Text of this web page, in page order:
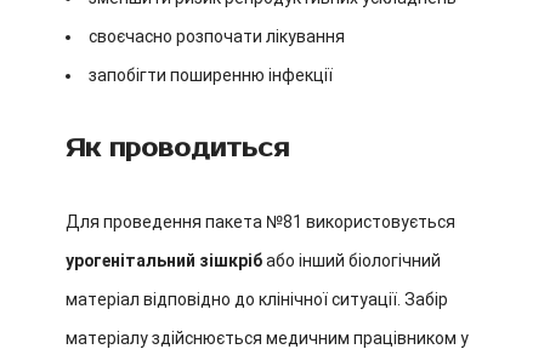
своєчасно розпочати лікування
запобігти поширенню інфекції
Як проводиться
Для проведення пакета №81 використовується
урогенітальний зішкрібабо інший біологічний
матеріал відповідно до клінічної ситуації. Забір
матеріалу здійснюється медичним працівником у